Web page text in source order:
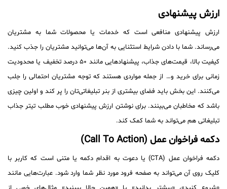
ارزش پیشنهادی
ارزش پیشنهادی منافعی است که خدمات یا محصولات شما به مشتریان
می‌رساند. شما با دادن شرایط استثنایی به آن‌ها می‌توانید مشتریان را جذب کنید.
کیفیت بالا، قیمت‌های جذاب، پیشنهادهایی مانند ۵۰ درصد تخفیف یا محدودیت
زمانی برای خرید و… از جمله مواردی هستند که توجه مشتریان احتمالی را جلب
می‌کنند. این بخش باید فضای بیشتری از بنر تبلیغاتی‌تان را پر کند و اولین چیزی
باشد که مخاطبان می‌بینند. برای نوشتن ارزش پیشنهادی خوب مطلب تیتر جذاب
تبلیغاتی هم می‌تواند به شما کمک کند.
دکمه فراخوان عمل (Call To Action)
دکمه فراخوان عمل (CTA) یا دعوت به اقدام دکمه یا متنی است که کاربر با
کلیک روی آن می‌تواند به صفحه فرود مورد نظر شما وارد شود. عبارت‌هایی مانند